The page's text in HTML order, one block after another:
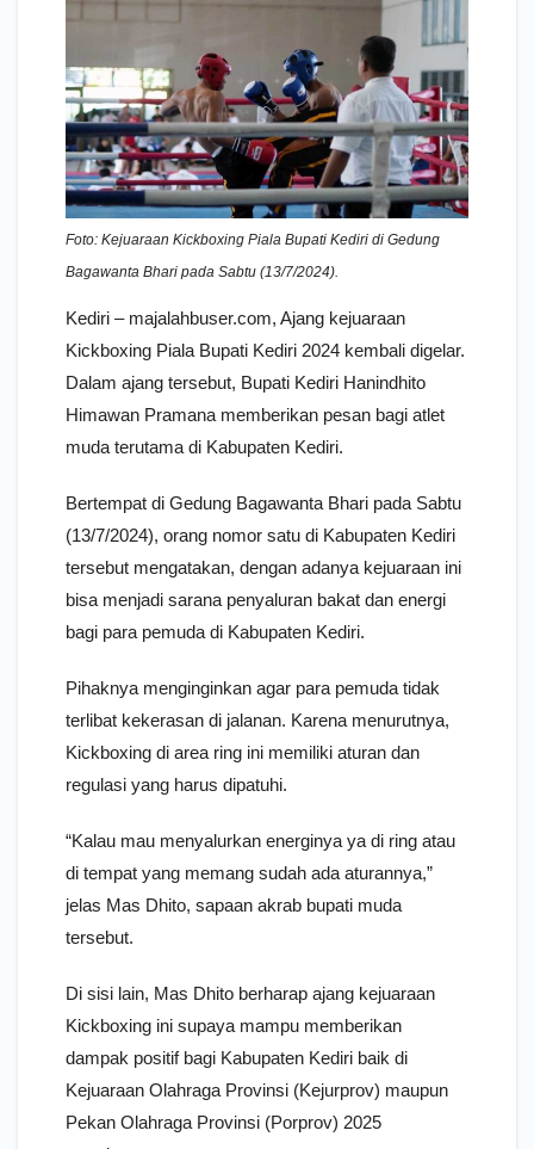
Foto: Kejuaraan Kickboxing Piala Bupati Kediri di Gedung
Bagawanta Bhari pada Sabtu (13/7/2024).
Kediri – majalahbuser.com, Ajang kejuaraan
Kickboxing Piala Bupati Kediri 2024 kembali digelar.
Dalam ajang tersebut, Bupati Kediri Hanindhito
Himawan Pramana memberikan pesan bagi atlet
muda terutama di Kabupaten Kediri.
Bertempat di Gedung Bagawanta Bhari pada Sabtu
(13/7/2024), orang nomor satu di Kabupaten Kediri
tersebut mengatakan, dengan adanya kejuaraan ini
bisa menjadi sarana penyaluran bakat dan energi
bagi para pemuda di Kabupaten Kediri.
Pihaknya menginginkan agar para pemuda tidak
terlibat kekerasan di jalanan. Karena menurutnya,
Kickboxing di area ring ini memiliki aturan dan
regulasi yang harus dipatuhi.
“Kalau mau menyalurkan energinya ya di ring atau
di tempat yang memang sudah ada aturannya,”
jelas Mas Dhito, sapaan akrab bupati muda
tersebut.
Di sisi lain, Mas Dhito berharap ajang kejuaraan
Kickboxing ini supaya mampu memberikan
dampak positif bagi Kabupaten Kediri baik di
Kejuaraan Olahraga Provinsi (Kejurprov) maupun
Pekan Olahraga Provinsi (Porprov) 2025